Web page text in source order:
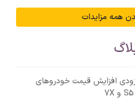
همه مزایدات
افزایش قیمت خودروهای